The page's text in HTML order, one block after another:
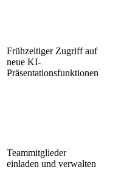
Frühzeitiger Zugriff auf
neue KI-
Präsentationsfunktionen
Teammitglieder
einladen und verwalten